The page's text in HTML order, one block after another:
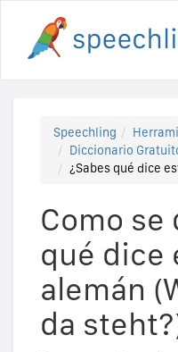
Speechling
Diccionario
¿Sabes qué dice
Como se
qué dice
alemán
da